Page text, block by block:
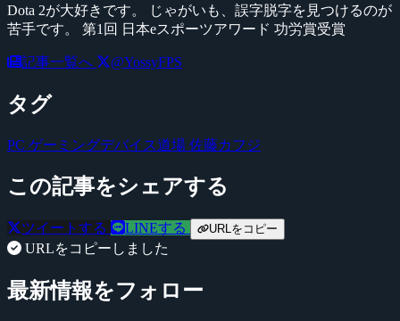
Dota 2が大好きです。 じゃがいも、誤字脱字を見つけるのが
苦手です。 第1回 日本eスポーツアワード 功労賞受賞
記事一覧へ @YossyFPS
タグ
PC ゲーミングデバイス道場 佐藤カフジ
この記事をシェアする
ツイートする LINEする URLをコピー
URLをコピーしました
最新情報をフォロー